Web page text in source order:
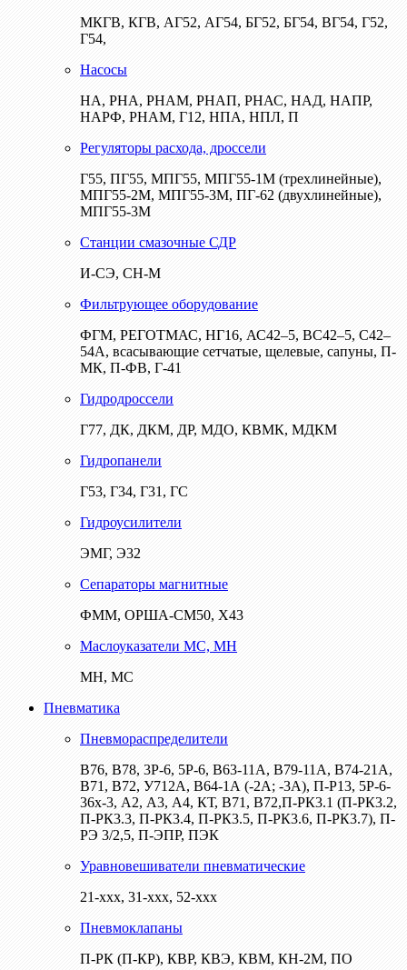
МКГВ, КГВ, АГ52, АГ54, БГ52, БГ54, ВГ54, Г52,
Г54,
Насосы
НА, РНА, РНАМ, РНАП, РНАС, НАД, НАПР,
НАРФ, РНАМ, Г12, НПА, НПЛ, П
Регуляторы расхода, дроссели
Г55, ПГ55, МПГ55, МПГ55-1М (трехлинейные),
МПГ55-2М, МПГ55-3М, ПГ-62 (двухлинейные),
МПГ55-3М
Станции смазочные СДР
И-СЭ, СН-М
Фильтрующее оборудование
ФГМ, РЕГОТМАС, НГ16, АС42–5, ВС42–5, С42–
54А, всасывающие сетчатые, щелевые, сапуны, П-
МК, П-ФВ, Г-41
Гидродроссели
Г77, ДК, ДКМ, ДР, МДО, КВМК, МДКМ
Гидропанели
Г53, Г34, Г31, ГС
Гидроусилители
ЭМГ, Э32
Сепараторы магнитные
ФММ, ОРША-СМ50, Х43
Маслоуказатели МС, МН
МН, МС
Пневматика
Пневмораспределители
В76, В78, 3Р-6, 5Р-6, В63-11А, В79-11А, В74-21А,
В71, В72, У712А, В64-1А (-2А; -3А), П-Р13, 5Р-6-
36х-3, А2, А3, А4, КТ, В71, В72,П-РК3.1 (П-РК3.2,
П-РК3.3, П-РК3.4, П-РК3.5, П-РК3.6, П-РК3.7), П-
РЭ 3/2,5, П-ЭПР, ПЭК
Уравновешиватели пневматические
21-ххх, 31-ххх, 52-ххх
Пневмоклапаны
П-РК (П-КР), КВР, КВЭ, КВМ, КН-2М, ПО